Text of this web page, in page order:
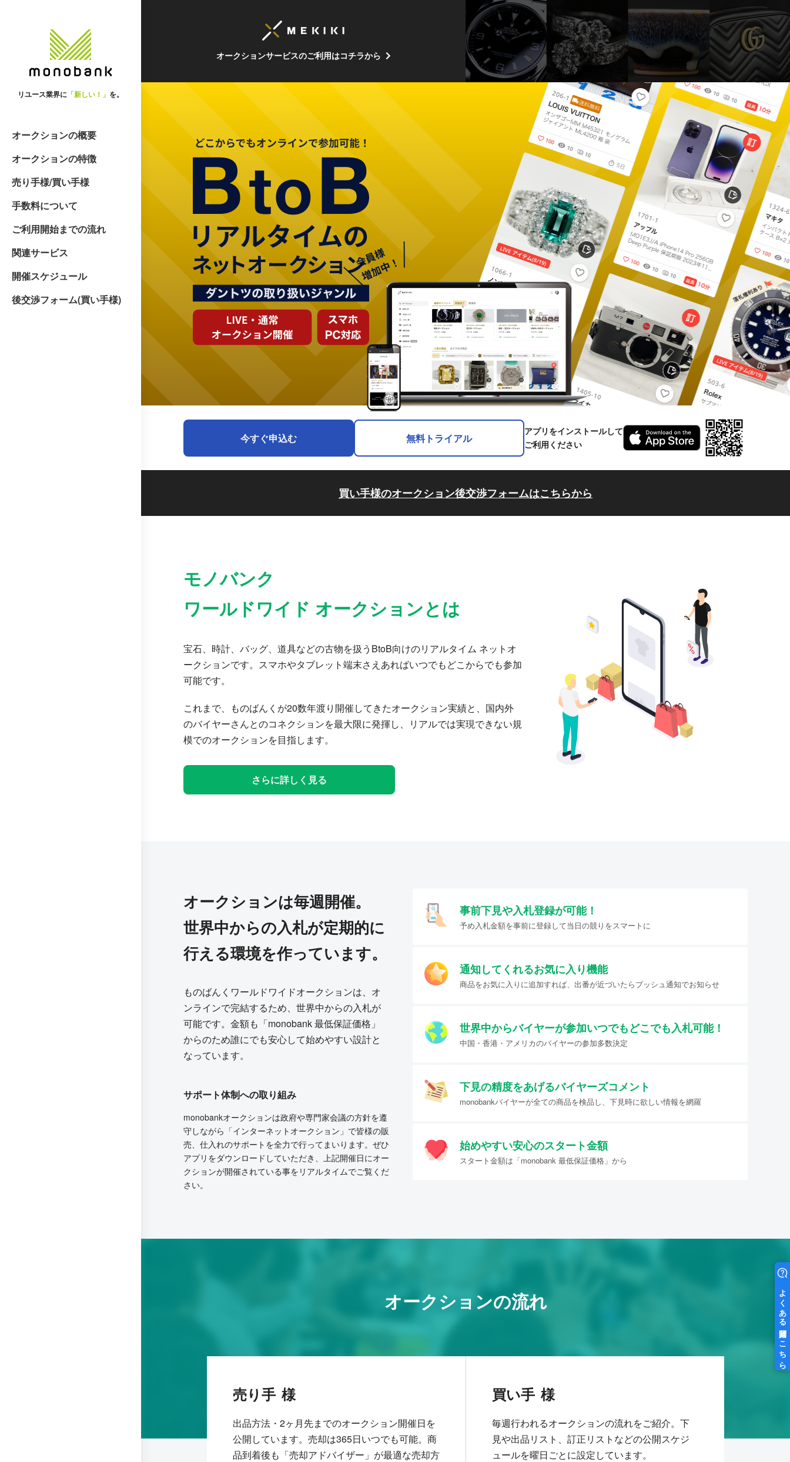
リユース業界に 「新しい！」 を。
オークションの概要
オークションの特徴
売り手様/買い手様
手数料について
ご利用開始までの流れ
関連サービス
開催スケジュール
後交渉フォーム(買い手様)
オークションサービスのご利用はコチラから
今すぐ申込む 無料トライアル
アプリをインストールして
ご利用ください
買い手様のオークション後交渉フォームはこちらから
モノバンク
ワールドワイド オークションとは
宝石、時計、バッグ、道具などの古物を扱うBtoB向けのリアルタイム ネットオ
ークションです。スマホやタブレット端末さえあればいつでもどこからでも参加
可能です。
これまで、ものばんくが20数年渡り開催してきたオークション実績と、国内外
のバイヤーさんとのコネクションを最大限に発揮し、リアルでは実現できない規
模でのオークションを目指します。
さらに詳しく見る
オークションは毎週開催。
世界中からの入札が定期的に
行える環境を作っています。
ものばんくワールドワイドオークションは、オ
ンラインで完結するため、世界中からの入札が
可能です。金額も「monobank 最低保証価格」
からのため誰にでも安心して始めやすい設計と
なっています。
事前下見や入札登録が可能！
予め入札金額を事前に登録して当日の競りをスマートに
通知してくれるお気に入り機能
商品をお気に入りに追加すれば、出番が近づいたらプッシュ通知でお知らせ
世界中からバイヤーが参加いつでもどこでも入札可能！
中国・香港・アメリカのバイヤーの参加多数決定
下見の精度をあげるバイヤーズコメント
monobankバイヤーが全ての商品を検品し、下見時に欲しい情報を網羅
始めやすい安心のスタート金額
スタート金額は「monobank 最低保証価格」から
サポート体制への取り組み
monobankオークションは政府や専門家会議の方針を遵
守しながら「インターネットオークション」で皆様の販
売、仕入れのサポートを全力で行ってまいります。ぜひ
アプリをダウンロードしていただき、上記開催日にオー
クションが開催されている事をリアルタイムでご覧くだ
さい。
オークションの流れ
売り手
出品方法・2ヶ月先までのオークション開催日を
公開しています。売却は365日いつでも可能。商
品到着後も「売却アドバイザー」が最適な売却方
買い手
毎週行われるオークションの流れをご紹介。下
見や出品リスト、訂正リストなどの公開スケジ
ュールを曜日ごとに設定しています。